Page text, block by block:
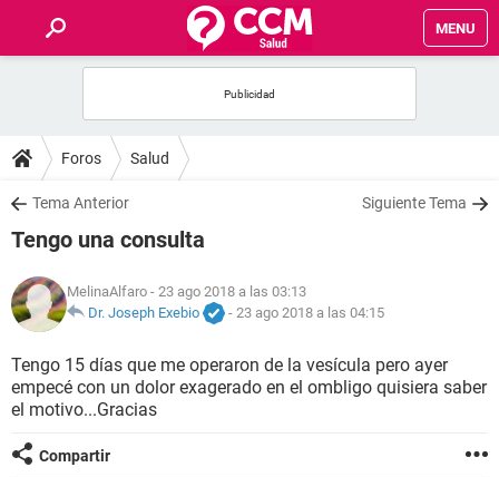
MENU
FOROS
SALUD
FAMILIA
NUTRICIÓN
BIENESTAR
Foros Salud
Tema Anterior Siguiente Tema
Tengo una consulta
MelinaAlfaro - 23 ago 2018 a las 03:13
Dr. Joseph Exebio
- 23 ago 2018 a las 04:15
Tengo 15 días que me operaron de la vesícula pero ayer
empecé con un dolor exagerado en el ombligo quisiera saber
el motivo...Gracias
Compartir